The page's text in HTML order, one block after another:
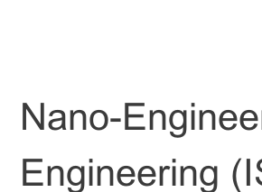
Nano-
Engineering